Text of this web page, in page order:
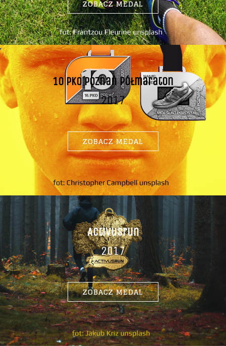
ZOBACZ MEDAL
10 Pko Poznań Półmaraton
2017
ZOBACZ MEDAL
Activusrun
2017
ZOBACZ MEDAL